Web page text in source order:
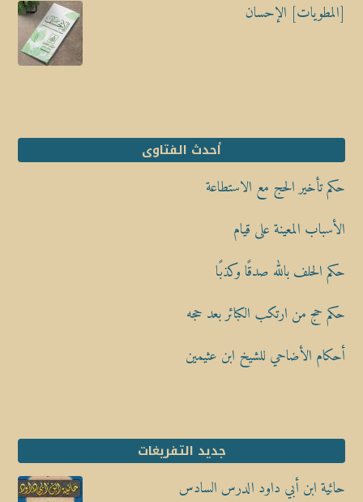
[المطويات] الإحسان
أحدث الفتاوى
حكم تأخير الحج مع الاستطاعة
الأسباب المعينة على قيام
حكم الحلف بالله صدقًا وكذبًا
حكم حج من ارتكب الكبائر بعد حجه
أحكام الأضاحي للشيخ ابن عثيمين
جديد التفريغات
حائية ابن أبي داود الدرس السادس